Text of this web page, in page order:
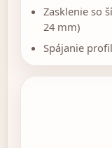
Zasklenie so
24 mm)
Spájanie